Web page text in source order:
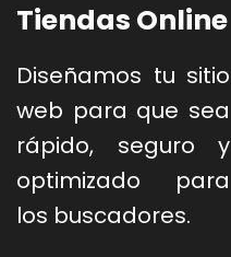
Tiendas Online
Diseñamos tu sitio
web para que sea
rápido, seguro y
optimizado para
los buscadores.